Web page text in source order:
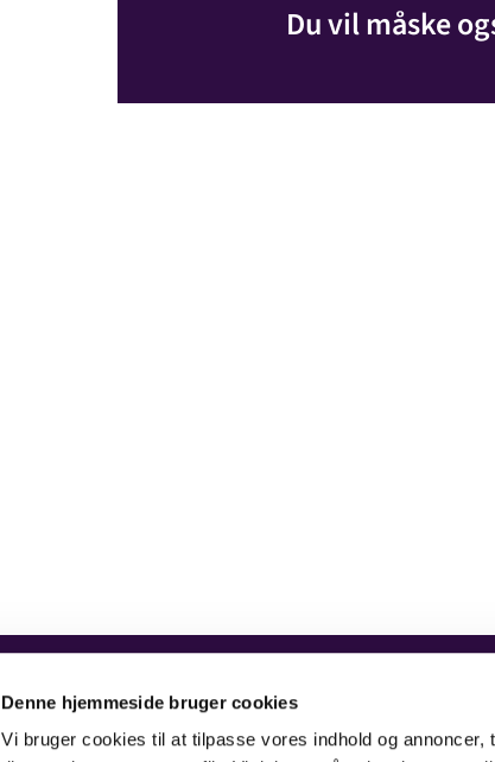
Denne hjemmeside bruger cookies
Vi bruger cookies til at tilpasse vores indhold og
Du vil måske